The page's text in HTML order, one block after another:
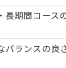
長期間コース
バランスの良